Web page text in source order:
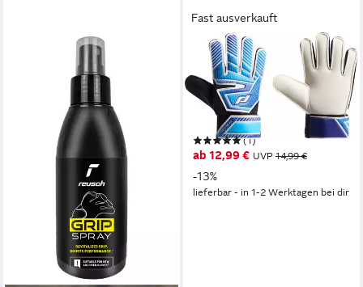
Fast ausverkauft
PRO TOUCH
Torwarthandschuhe Force
400 AG für den Sporteinsatz,
sportlicher Stil, in
Ausgabegrößen 3 bis 8
(1)
ab 12,99 € UVP 14,99 €
-13%
lieferbar - in 1-2 Werktagen bei dir